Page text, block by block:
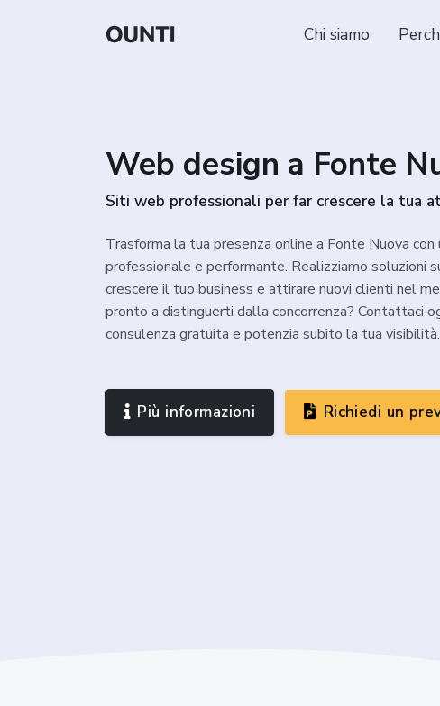
Chi siamo
Web design a Fonte
Siti web professionali per far crescere la tua
Trasforma la tua presenza online a Fonte Nuova
professionale e performante. Realizziamo soluzioni
crescere il tuo business e attirare nuovi clienti nel
pronto a distinguerti dalla concorrenza? Contattaci
consulenza gratuita e potenzia subito la tua visibilità.
Più informazioni Richiedi un